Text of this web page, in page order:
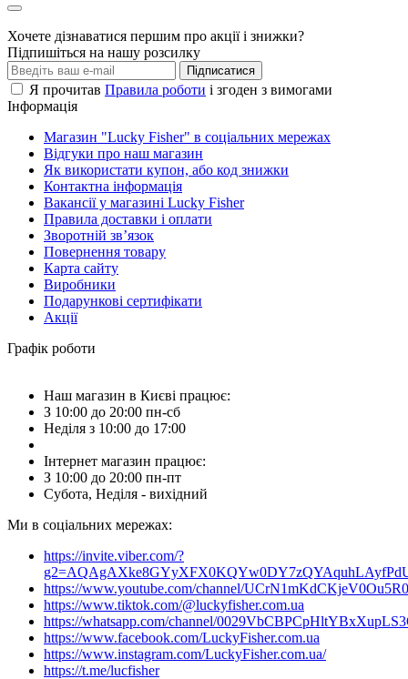
Хочете дізнаватися першим про акції і знижки?
Підпишіться на нашу розсилку
Підписатися
Я прочитав Правила роботи і згоден з вимогами
Інформація
Магазин "Lucky Fisher" в соціальних мережах
Відгуки про наш магазин
Як використати купон, або код знижки
Контактна інформація
Вакансії у магазині Lucky Fisher
Правила доставки і оплати
Зворотній зв’язок
Повернення товару
Карта сайту
Виробники
Подарункові сертифікати
Акції
Графік роботи
Наш магазин в Києві працює:
З 10:00 до 20:00 пн-сб
Неділя з 10:00 до 17:00
Інтернет магазин працює:
З 10:00 до 20:00 пн-пт
Субота, Неділя - вихідний
Ми в соціальних мережах:
https://invite.viber.com/?
https://www.youtube.com/channel/
https://www.tiktok.com/@luckyfisher.com.ua
https://whatsapp.com/channel/
https://www.facebook.com/LuckyFisher.com.ua
https://www.instagram.com/LuckyFisher.com.ua/
https://t.me/lucfisher